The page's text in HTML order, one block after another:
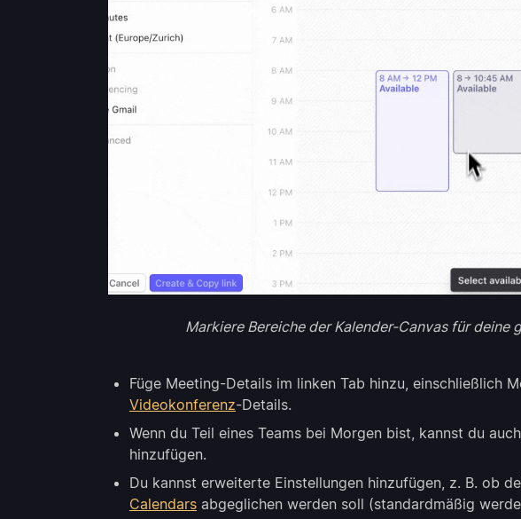
Markiere Bereiche der Kalender-Canvas für deine
Füge Meeting-Details im linken Tab hinzu, einschließlich
Videokonferenz-Details.
Wenn du Teil eines Teams bei Morgen bist, kannst du auch
hinzufügen.
Du kannst erweiterte Einstellungen hinzufügen, z. B. ob
Calendars abgeglichen werden soll (standardmäßig